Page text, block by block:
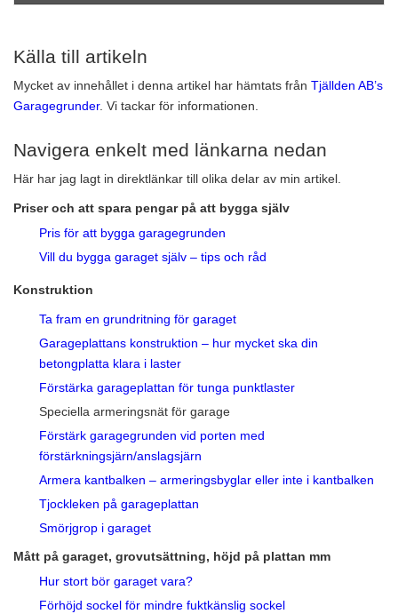
Källa till artikeln
Mycket av innehållet i denna artikel har hämtats från Tjällden AB’s
Garagegrunder. Vi tackar för informationen.
Navigera enkelt med länkarna nedan
Här har jag lagt in direktlänkar till olika delar av min artikel.
Priser och att spara pengar på att bygga själv
Pris för att bygga garagegrunden
Vill du bygga garaget själv – tips och råd
Konstruktion
Ta fram en grundritning för garaget
Garageplattans konstruktion – hur mycket ska din
betongplatta klara i laster
Förstärka garageplattan för tunga punktlaster
Speciella armeringsnät för garage
Förstärk garagegrunden vid porten med
förstärkningsjärn/anslagsjärn
Armera kantbalken – armeringsbyglar eller inte i kantbalken
Tjockleken på garageplattan
Smörjgrop i garaget
Mått på garaget, grovutsättning, höjd på plattan mm
Hur stort bör garaget vara?
Förhöjd sockel för mindre fuktkänslig sockel